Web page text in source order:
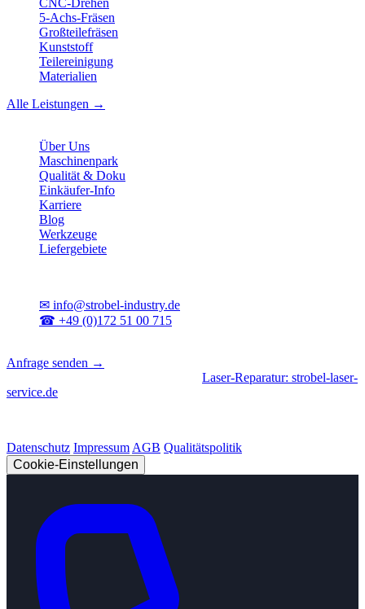
CNC-Drehen
5-Achs-Fräsen
Großteilefräsen
Kunststoff
Teilereinigung
Materialien
Alle Leistungen →
Über Uns
Maschinenpark
Qualität & Doku
Einkäufer-Info
Karriere
Blog
Werkzeuge
Liefergebiete
✉ info@strobel-industry.de
☎ +49 (0)172 51 00 715
Anfrage senden →
Laser-Reparatur: strobel-laser-
service.de
Datenschutz Impressum AGB Qualitätspolitik
Cookie-Einstellungen